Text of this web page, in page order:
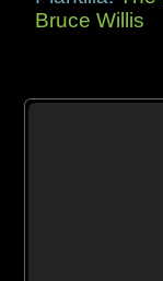
Bruce Willis